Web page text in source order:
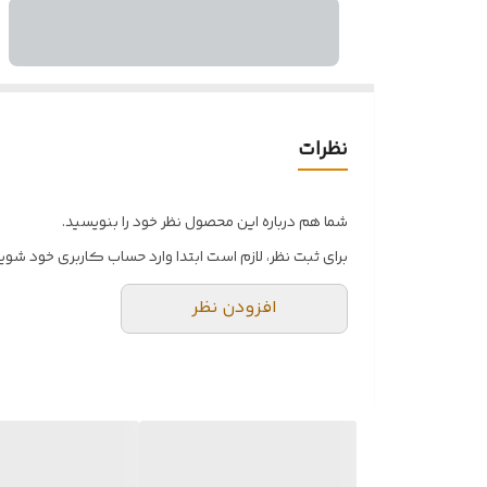
نظرات
شما هم درباره این محصول نظر خود را بنویسید.
برای ثبت نظر، لازم است ابتدا وارد حساب کاربری خود
افزودن نظر